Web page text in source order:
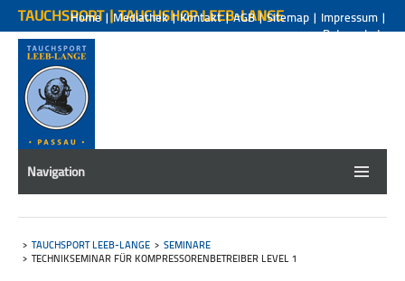
TAUCHSPORT | TAUCHSHOP LEEB-LANGE
Home| Mediathek|Kontakt|AGB|Sitemap | Impressum |
Datenschutz
Navigation
TAUCHSPORT LEEB-LANGE
SEMINARE
TECHNIKSEMINAR FÜR KOMPRESSORENBETREIBER LEVEL 1